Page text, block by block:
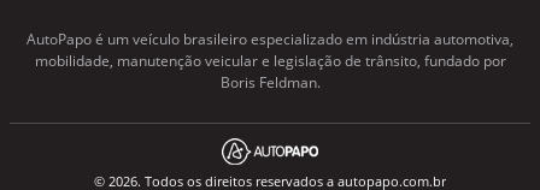
AutoPapo é um veículo brasileiro especializado em indústria automotiva,
mobilidade, manutenção veicular e legislação de trânsito, fundado por
Boris Feldman.
© 2026. Todos os direitos reservados a autopapo.com.br